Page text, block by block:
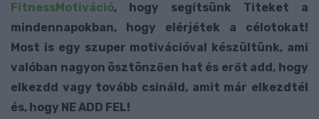
FitnessMotiváció, hogy segítsünk Titeket a
mindennapokban, hogy elérjétek a célotokat!
Most is egy szuper motivációval készültünk, ami
valóban nagyon ösztönzően hat és erőt add, hogy
elkezdd vagy tovább csináld, amit már elkezdtél
és, hogy NE ADD FEL!